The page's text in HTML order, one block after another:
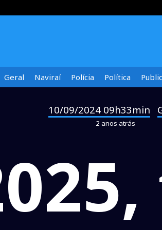
Geral Naviraí Polícia Política
10/09/2024 09h33min
2 anos atrás